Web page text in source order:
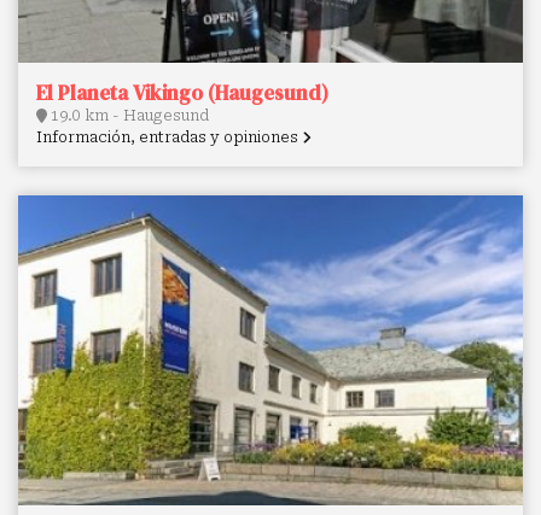
El Planeta Vikingo (Haugesund)
19.0 km - Haugesund
Información, entradas y opiniones